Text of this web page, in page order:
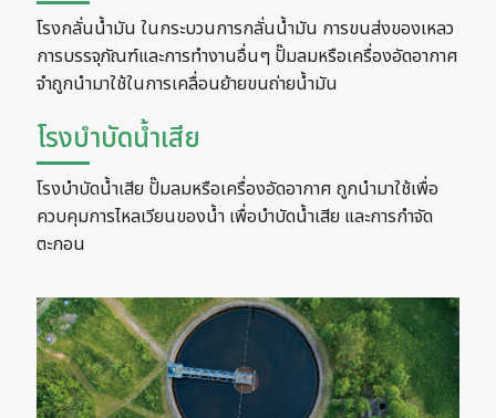
โรงกลั่นน้ำมัน ในกระบวนการกลั่นน้ำมัน การขนส่งของเหลว
การบรรจุภัณฑ์และการทำงานอื่นๆ ปั๊มลมหรือเครื่องอัดอากาศ
จำถูกนำมาใช้ในการเคลื่อนย้ายขนถ่ายน้ำมัน
โรงบำบัดน้ำเสีย
โรงบำบัดน้ำเสีย ปั๊มลมหรือเครื่องอัดอากาศ ถูกนำมาใช้เพื่อ
ควบคุมการไหลเวียนของน้ำ เพื่อบำบัดน้ำเสีย และการกำจัด
ตะกอน